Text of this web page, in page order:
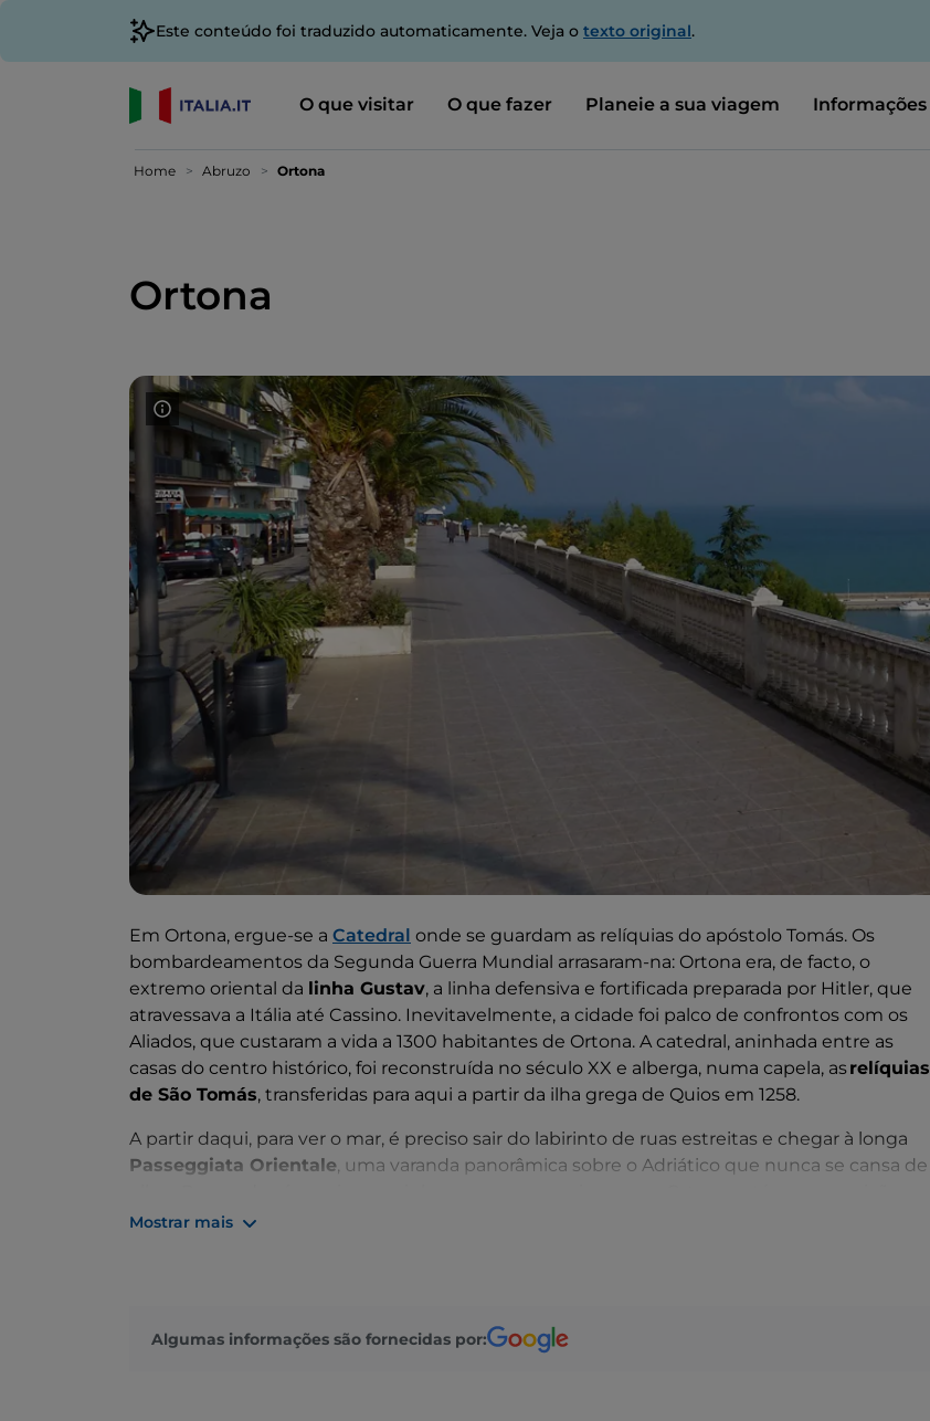
Este conteúdo foi traduzido automaticamente. Veja o texto original.
O que visitar O que fazer Planeie a sua viagem Informações
Home Abruzo Ortona
Ortona
Em Ortona, ergue-se a Catedral onde se guardam as relíquias do apóstolo Tomás. Os
bombardeamentos da Segunda Guerra Mundial arrasaram-na: Ortona era, de facto, o
extremo oriental da linha Gustav, a linha defensiva e fortificada preparada por Hitler, que
atravessava a Itália até Cassino. Inevitavelmente, a cidade foi palco de confrontos com os
Aliados, que custaram a vida a 1300 habitantes de Ortona. A catedral, aninhada entre as
casas do centro histórico, foi reconstruída no século XX e alberga, numa capela, asrelíquias
de São Tomás, transferidas para aqui a partir da ilha grega de Quios em 1258.
A partir daqui, para ver o mar, é preciso sair do labirinto de ruas estreitas e chegar à longa
Passeggiata Orientale, uma varanda panorâmica sobre o Adriático que nunca se cansa de
elevada. No entanto, uma vez na costa, há 20 quilómetros de praias disponíveis. Ortona, de
Castelo Aragonês.
Mostrar mais
Algumas informações são fornecidas por: